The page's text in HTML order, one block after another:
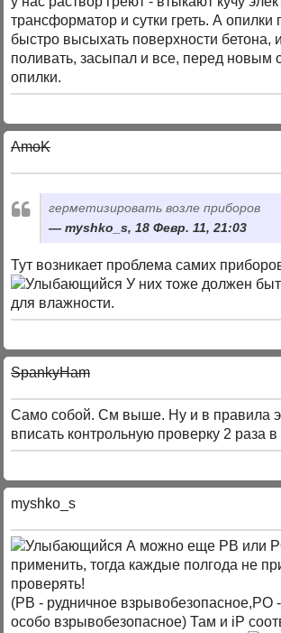
трансформатор и сутки греть. А опилки
быстро высыхать поверхности бетона,
поливать, засыпал и все, перед новым
опилки.
AmoK
герметизировать возле приборов
myshko_s, 18 Февр. 11, 21:03
Тут возникает проблема самих
У них тоже должен
для влажности.
SpankyHam
Само собой. См выше. Ну и в правила
вписать контрольную проверку 2 раза в
myshko_s
А можно еще РВ или
применить, тогда каждые полгода не
проверять!
(РВ - рудничное взрывобезопасное,РО
особо взрывобезопасное) Там и iP